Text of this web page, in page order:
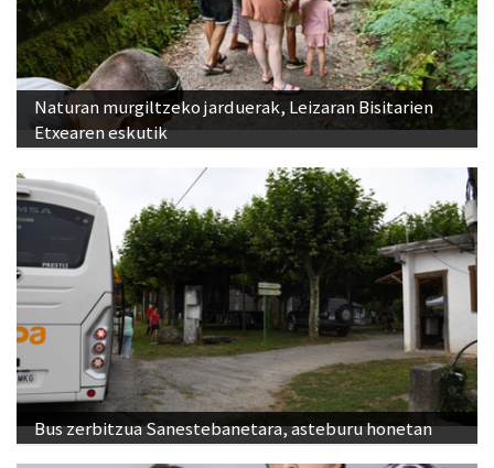
Naturan murgiltzeko jarduerak, Leizaran Bisitarien
Etxearen eskutik
Bus zerbitzua Sanestebanetara, asteburu honetan